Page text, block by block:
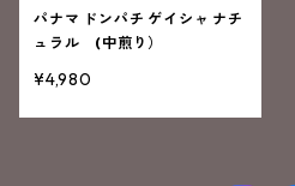
パナマ ドンパチ ゲイシャ ナチ
ュラル (中煎り）
¥4,980